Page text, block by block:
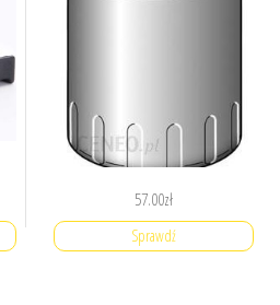
57.00zł
Sprawdź